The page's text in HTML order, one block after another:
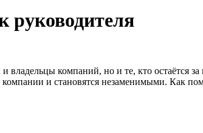
руководителя
владельцы компаний, но и те, кто остаётся
и становятся незаменимыми. Как